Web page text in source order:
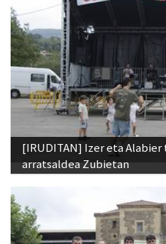
[IRUDITAN] Izer eta
arratsaldea Zubietan